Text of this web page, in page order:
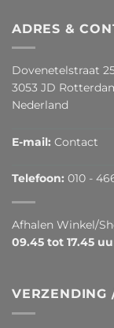
ADRES &
Dovenetelstraat
3053 JD
Nederland
E-mail: Contact
Telefoon: 010 -
Afhalen Winkel/
09.45 tot 17.45
VERZENDING